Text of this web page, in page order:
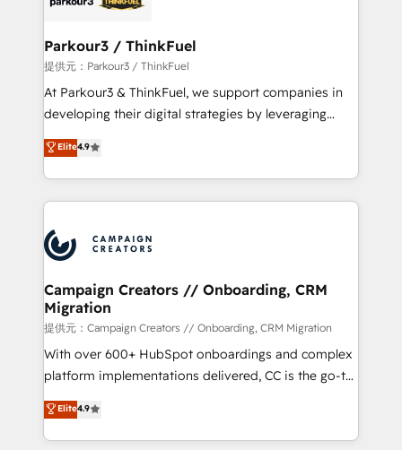
companies scale faster and smarter. 🔹 BOOMS:
Demand generation for all your buyers With BOOMS,
you invest in 100% of your buyers, accelerating your
growth and positioning yourself as an undisputed
transformation process A methodology designed to
implement HubSpot effectively and optimize your
record of business transformation, our growth-first
approach has helped brands dominate their
Parkour3 / ThinkFuel
提供元：Parkour3 / ThinkFuel
At Parkour3 & ThinkFuel, we support companies in
developing their digital strategies by leveraging
technologies and automating their marketing and
sales processes to generate growth. Our offer spans
from Strategy to Operations. We specialize in CRM
onboarding and implementation, web design, sales
extensive experience working with tech companies
and manufacturers since 2002, we are committed to
empowering our clients and developing their
autonomy. Get to grips with HubSpot through
guided implementation and seamless integration of
the CRM platform into your digital ecosystem. Would
you like support in deploying your inbound
to your needs and sales objectives. With 125+
certifications, we are part of the most certified
Elite4.9
Campaign Creators // Onboarding, CRM
Migration
提供元：Campaign Creators // Onboarding, CRM Migration
With over 600+ HubSpot onboardings and complex
platform implementations delivered, CC is the go-to
Elite Solutions Partner for businesses ready to
migrate, replatform, and scale smarter. We specialize
in high-impact CRM and CMS migrations and
Elite4.9